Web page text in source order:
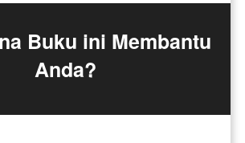
Buku ini Membantu
Anda?